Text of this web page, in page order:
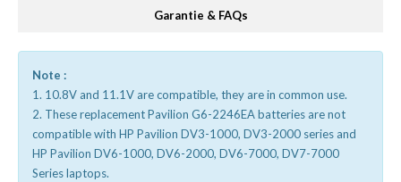
Garantie & FAQs
Note :
1. 10.8V and 11.1V are compatible, they are in common use.
2. These replacement Pavilion G6-2246EA batteries are not
compatible with HP Pavilion DV3-1000, DV3-2000 series and
HP Pavilion DV6-1000, DV6-2000, DV6-7000, DV7-7000
Series laptops.